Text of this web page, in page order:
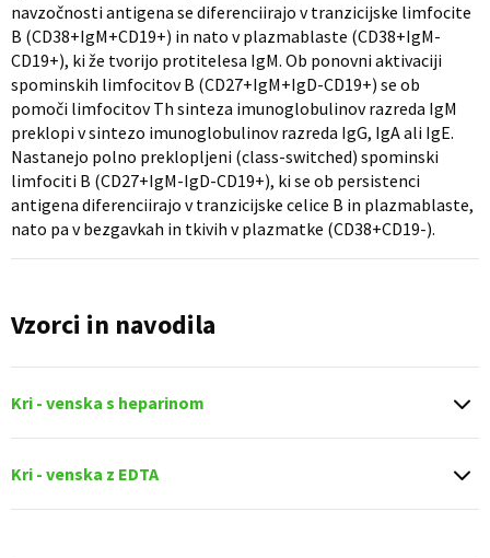
navzočnosti antigena se diferenciirajo v tranzicijske limfocite
B (CD38+IgM+CD19+) in nato v plazmablaste (CD38+IgM-
CD19+), ki že tvorijo protitelesa IgM. Ob ponovni aktivaciji
spominskih limfocitov B (CD27+IgM+IgD-CD19+) se ob
pomoči limfocitov Th sinteza imunoglobulinov razreda IgM
preklopi v sintezo imunoglobulinov razreda IgG, IgA ali IgE.
Nastanejo polno preklopljeni (class-switched) spominski
limfociti B (CD27+IgM-IgD-CD19+), ki se ob persistenci
antigena diferenciirajo v tranzicijske celice B in plazmablaste,
nato pa v bezgavkah in tkivih v plazmatke (CD38+CD19-).
Vzorci in navodila
Kri - venska s heparinom
Kri - venska z EDTA